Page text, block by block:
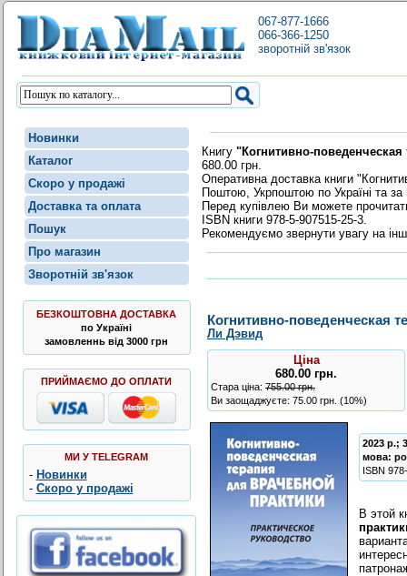
067-877-1666
066-366-1250
зворотній зв'язок
Новинки
Каталог
Скоро у продажі
Доставка та оплата
Пошук
Про магазин
Зворотній зв'язок
БЕЗКОШТОВНА ДОСТАВКА
по Україні
замовленнь від 3000 грн
ПРИЙМАЄМО ДО ОПЛАТИ
МИ У TELEGRAM
- Новинки
- Скоро у продажі
Книгу "Когнитивно-
680.00 грн.
Оперативна доставка книги
Поштою, Укрпоштою по Україні та
Перед купівлею Ви можете
ISBN книги 978-5-907515-25-3.
Рекомендуємо звернути увагу на
Когнитивно-поведенческая
Ли Дэвид
Ціна
680.00 грн.
Стара ціна: 755.00 грн.
Ви заощаджуєте: 75.00 грн. (10%)
2023 р.;
мова:
ISBN
В этой